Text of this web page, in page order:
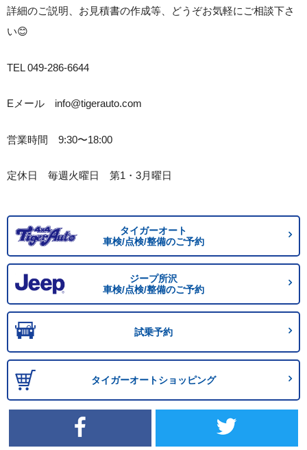
詳細のご説明、お見積書の作成等、どうぞお気軽にご相談下さ
い😊
TEL 049-286-6644
Eメール info@tigerauto.com
営業時間 9:30〜18:00
定休日 毎週火曜日 第1・3月曜日
タイガーオート
車検/点検/整備のご予約
ジープ所沢
車検/点検/整備のご予約
試乗予約
タイガーオートショッピング